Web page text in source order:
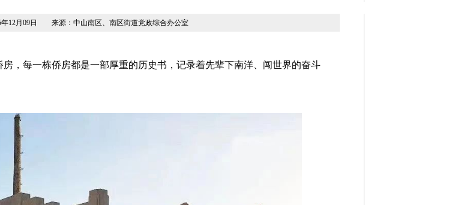
年12月09日 来源：中山南区、南区街道党政综合办公室
，每一栋侨房都是一部厚重的历史书，记录着先辈下南洋、闯世界的奋斗